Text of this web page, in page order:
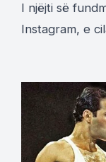
I njëjti së
Instagram, e